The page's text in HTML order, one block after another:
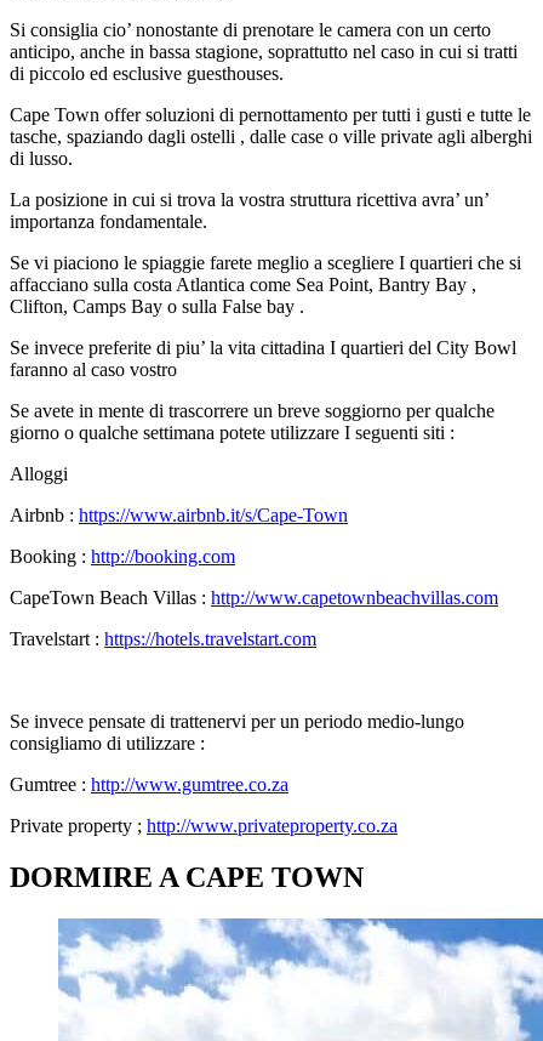
Si consiglia cio’ nonostante di prenotare le camera con un certo
anticipo, anche in bassa stagione, soprattutto nel caso in cui si tratti
di piccolo ed esclusive guesthouses.
Cape Town offer soluzioni di pernottamento per tutti i gusti e tutte le
tasche, spaziando dagli ostelli , dalle case o ville private agli alberghi
di lusso.
La posizione in cui si trova la vostra struttura ricettiva avra’ un’
importanza fondamentale.
Se vi piaciono le spiaggie farete meglio a scegliere I quartieri che si
affacciano sulla costa Atlantica come Sea Point, Bantry Bay ,
Clifton, Camps Bay o sulla False bay .
Se invece preferite di piu’ la vita cittadina I quartieri del City Bowl
faranno al caso vostro
Se avete in mente di trascorrere un breve soggiorno per qualche
giorno o qualche settimana potete utilizzare I seguenti siti :
Alloggi
Airbnb : https://www.airbnb.it/s/Cape-Town
Booking : http://booking.com
CapeTown Beach Villas : http://www.capetownbeachvillas.com
Travelstart : https://hotels.travelstart.com
Se invece pensate di trattenervi per un periodo medio-lungo
consigliamo di utilizzare :
Gumtree : http://www.gumtree.co.za
Private property ; http://www.privateproperty.co.za
DORMIRE A CAPE TOWN